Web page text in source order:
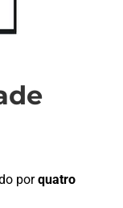
porquatro